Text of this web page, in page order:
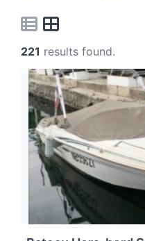
221 results found.